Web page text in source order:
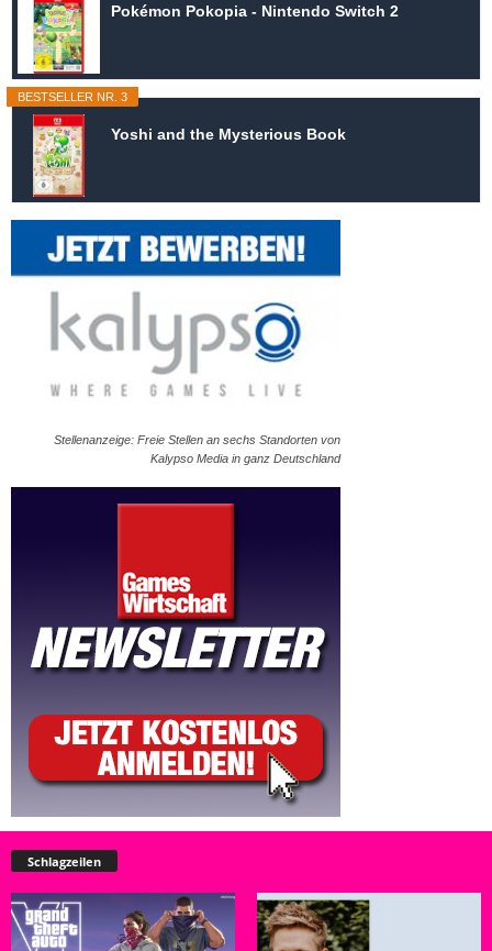
Pokémon Pokopia - Nintendo Switch 2
BESTSELLER NR. 3
Yoshi and the Mysterious Book
Stellenanzeige: Freie Stellen an sechs Standorten von
Kalypso Media in ganz Deutschland
Schlagzeilen